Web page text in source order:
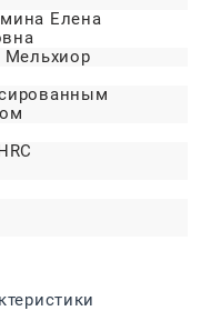
Елена
Мельхиор